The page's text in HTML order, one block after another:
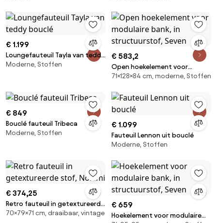
€ 1.199
Loungefauteuil Tayla van teddy
bouclé
Moderne, Stoffen
€ 583,2
Open hoekelement voor
modulaire bank, in
71×128×84 cm, moderne, Stoffen
€ 849
Bouclé fauteuil Tribeca
Moderne, Stoffen
€ 1.099
Fauteuil Lennon uit bouclé
Moderne, Stoffen
€ 374,25
Retro fauteuil in getextureerde
stof, Nolami
70×79×71 cm, draaibaar, vintage
€ 659
Hoekelement voor modulaire